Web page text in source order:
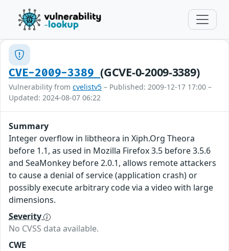
CVE-2009-3389(GCVE-0-2009-3389)
Vulnerability from cvelistv5 – Published: 2009-12-17 17:00 –
Updated: 2024-08-07 06:22
Summary
Integer overflow in libtheora in Xiph.Org Theora
before 1.1, as used in Mozilla Firefox 3.5 before 3.5.6
and SeaMonkey before 2.0.1, allows remote attackers
to cause a denial of service (application crash) or
possibly execute arbitrary code via a video with large
dimensions.
Severity
No CVSS data available.
CWE